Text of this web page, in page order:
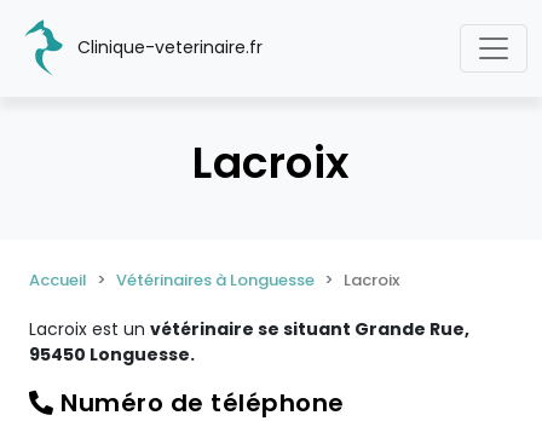
Clinique-veterinaire.fr
Lacroix
Accueil Vétérinaires à Longuesse Lacroix
Lacroix est un vétérinaire se situant Grande Rue,
95450 Longuesse.
Numéro de téléphone